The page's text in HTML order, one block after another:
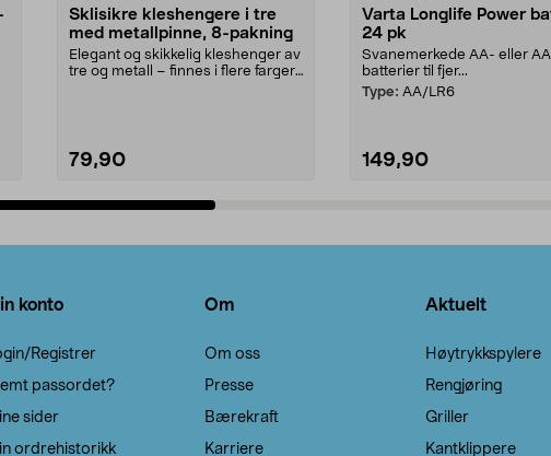
Sklisikre kleshengere i tre
med metallpinne, 8-pakning
Elegant og skikkelig kleshenger av
tre og metall – finnes i flere farger.
79,90
Varta Longlife Power
24 pk
Svanemerkede AA- eller
batterier til fjer...
Type: AA/LR6
149,90
konto
Registrer
passordet?
sider
ordrehistorikk
Om
Om oss
Presse
Bærekraft
Karriere
Aktuelt
Høytrykkspylere
Rengjøring
Griller
Kantklippere